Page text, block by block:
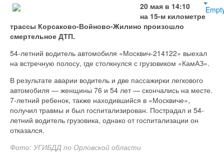
20 мая в 14:10
на 15-м километре
трассы Корсаково-Войново-Жилино произошло
смертельное ДТП.
54-летний водитель автомобиля «Москвич-214122» выехал
на встречную полосу, где столкнулся с грузовиком «КамАЗ».
В результате аварии водитель и две пассажирки легкового
автомобиля — женщины 76 и 54 лет — скончались на месте.
7-летний ребенок, также находившийся в «Москвиче»,
получил травмы и был госпитализирован. Пострадал и 54-
летний водитель грузовика, однако от госпитализации он
отказался.
Фото: УГИБДД по Орловской области